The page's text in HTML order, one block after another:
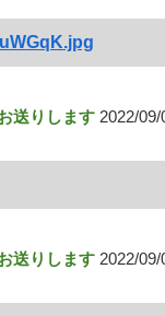
送りします 2022/
送りします 2022/